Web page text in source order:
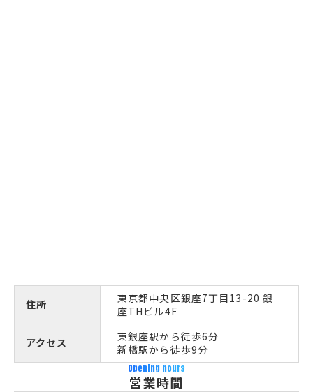
住所
東京都中央区銀座7丁目13-20 銀
座THビル4F
アクセス
東銀座駅から徒歩6分
新橋駅から徒歩9分
Opening hours
営業時間